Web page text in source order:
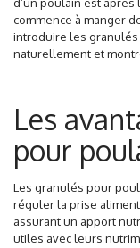
commence à manger
introduire les
naturellement et
Les
pour
Les granulés pour
réguler la prise
assurant un apport
utiles avec leurs